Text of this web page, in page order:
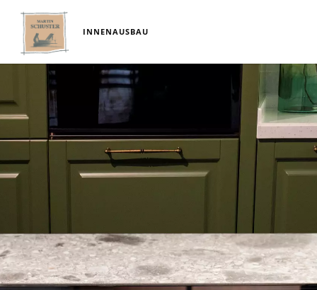
INNENAUSBAU